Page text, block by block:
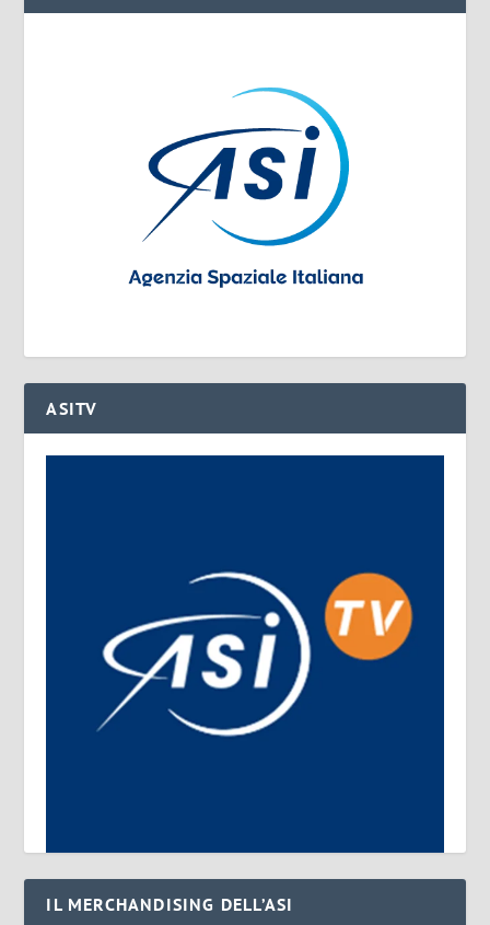
ASITV
IL MERCHANDISING DELL’ASI